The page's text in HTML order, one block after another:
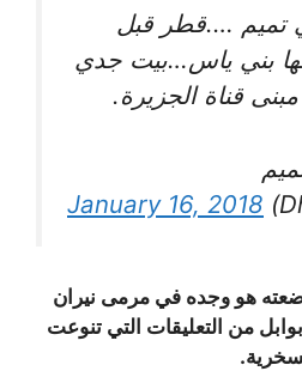
تميم ….قطر قبل
بني ياس…بيت جدي
قناة الجزيرة.
January 16, 2018
وضعته هو وجده في مرمى نيران
من التعليقات التي تنوعت